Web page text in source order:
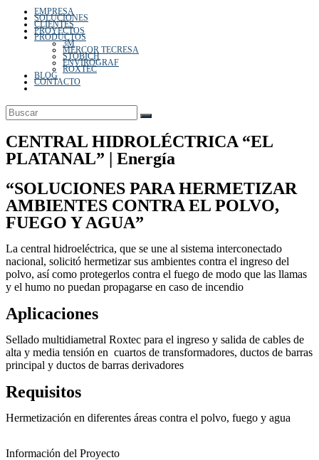
de
la
web
EMPRESA
SOLUCIONES
CLIENTES
PROYECTOS
PRODUCTOS
3M
MERCOR TECRESA
STOBICH
ENVIROGRAF
ROXTEC
BLOG
CONTACTO
Alternar
de
la
CENTRAL HIDROLÉCTRICA “EL
PLATANAL” | Energía
“SOLUCIONES PARA HERMETIZAR
AMBIENTES CONTRA EL POLVO,
FUEGO Y AGUA”
La central hidroeléctrica, que se une al sistema interconectado
nacional, solicitó hermetizar sus ambientes contra el ingreso del
polvo, así como protegerlos contra el fuego de modo que las llamas
y el humo no puedan propagarse en caso de incendio
Aplicaciones
Sellado multidiametral Roxtec para el ingreso y salida de cables de
alta y media tensión en cuartos de transformadores, ductos de barras
principal y ductos de barras derivadores
Requisitos
Hermetización en diferentes áreas contra el polvo, fuego y agua
Información del Proyecto